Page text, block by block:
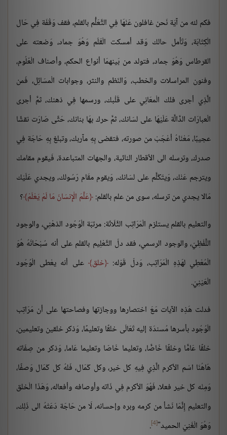
فكم لله من آيَة نَحن غافلون عَنْهَا فِي التَّعَلُّم بالقلم، فقف وَقْفَة فِي حَال
الْكِتَابَة، وَتَأمل حالك وَقد أمسكت الْقَلَم وَهُوَ جماد، وَضعته على
القرطاس وَهُوَ جماد، فتولد من بَينهمَا أنواع الحكم، وأصناف الْعُلُوم،
وفنون المراسلات والخطب، وَالنّظم والنثر، وجوابات الْمسَائِل، فَمن
الَّذِي أجرى فلك الْمعَانِي على قَلْبك، ورسمها فِي ذهنك، ثمَّ أجرى
الْعبارَات الدَّالَّة عَلَيْهَا على لسَانك، ثمَّ حرك بهَا بنانك، حَتَّى صَارَت نقشًا
عجيبًا، مَعْنَاهُ أعْجَبْ من صورته، فتقضى بِهِ مآربك، وتبلغ بِهِ حَاجَة فِي
صدرك، وترسله الى الأقطار النائية، والجهات المتباعدة، فَيقوم مقامك
ويترجم عَنْك، وَيتَكَلَّم على لسَانك، وَيقوم مقَام رَسُولك، ويجدي عَلَيْك
مَالا يجدي من ترسله، سوى من علم بالقلم: عَلَّمَ الْإِنسَانَ مَا لَمْ يَعْلَمْ ؟
والتعليم بالقلم يستلزم الْمَرَاتِب الثَّلَاثَة: مرتبَة الْوُجُود الذهْنِي، والوجود
اللَّفْظِيّ، والوجود الرسمي، فقد دلّ التَّعْلِيم بالقلم على أنه سُبْحَانَهُ هُوَ
الْمُعْطِي لهَذِهِ الْمَرَاتِب، وَدلّ قَوْله: خلق
على أنه يعْطى الْوُجُود
الْعَيْنِيّ.
فدلت هَذِه الآيات مَعَ اختصارها ووجازتها وفصاحتها على أن مَرَاتِب
الْوُجُود بأسرها مُسندَة إليه تَعَالَى خلقًا وتعليمًا، وَذكر خلقين وتعليمين،
خلقًا عَامًّا وخلقًا خَاصًّا، وتعليما خَاصّا وتعليما عَاما، وَذكر من صِفَاته
هَاهُنَا اسْم الأكرم الَّذِي فِيهِ كل خير، وكل كَمَال، فَلهُ كل كَمَال وَصفًا،
وَمِنْه كل خير فعلا، فَهُوَ الأكرم فِي ذَاته وأوصافه وأفعاله، وَهَذَا الْخلق
والتعليم إِنَّمَا نَشأ من كرمه وبره وإحسانه، لَا من حَاجَة دَعَتْهُ الى ذَلِك،
وَهُوَ الْغَنِيّ الحميد"[4]
.